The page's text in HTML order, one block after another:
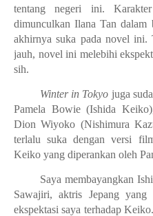
tentang negeri ini.
dimunculkan Ilana Tan dalam
akhirnya suka pada novel ini.
jauh, novel ini melebihi
sih.
Winter in Tokyo juga
Pamela Bowie (Ishida
Dion Wiyoko (Nishimura
terlalu suka dengan versi
Keiko yang diperankan oleh
Saya membayangkan
Sawajiri, aktris Jepang
ekspektasi saya terhadap